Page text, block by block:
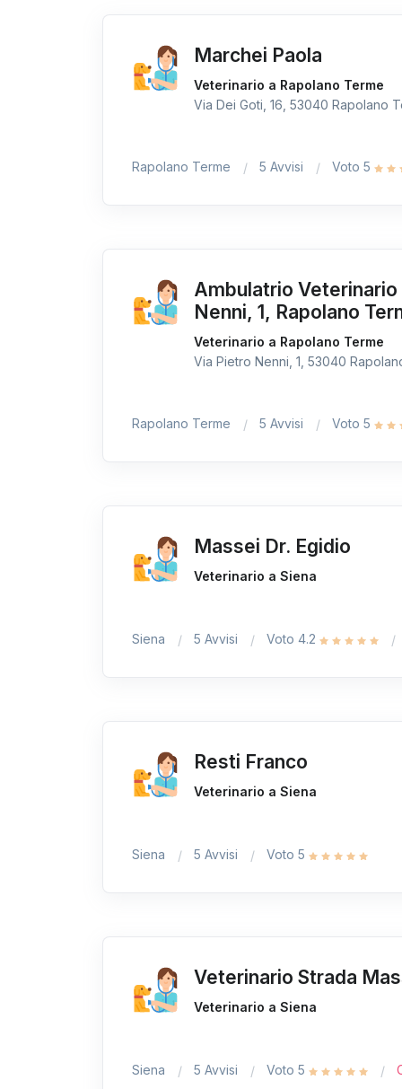
Marchei Paola
Veterinario a Rapolano Terme
Via Dei Goti, 16, 53040 Rapolano
Rapolano Terme 5 Avvisi Voto 5
Ambulatrio
Nenni, 1, Rapolano
Veterinario a Rapolano Terme
Via Pietro Nenni, 1, 53040
Rapolano Terme 5 Avvisi Voto 5
Massei Dr. Egidio
Veterinario a Siena
Siena 5 Avvisi Voto 4.2
Resti Franco
Veterinario a Siena
Siena 5 Avvisi Voto 5
Veterinario Strada
Veterinario a Siena
Siena 5 Avvisi Voto 5